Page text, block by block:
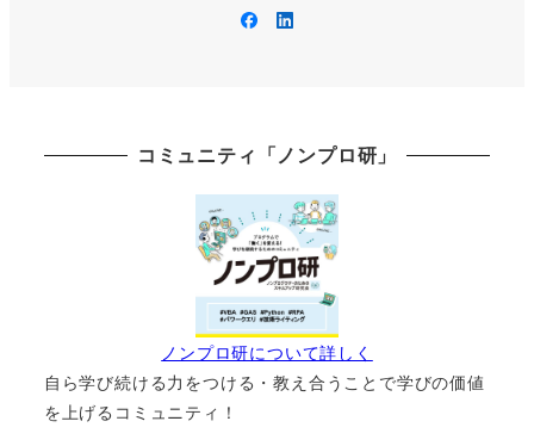
Facebook
LinkedIn
コミュニティ「ノンプロ研」
ノンプロ研について詳しく
自ら学び続ける力をつける・教え合うことで学びの価値
を上げるコミュニティ！